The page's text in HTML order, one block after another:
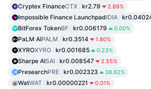
Cryptex FinanceCTX kr2.79 2.89%
Impossible Finance LaunchpadIDIA
BitForex TokenBF kr0.006179 0.00%
PaLM AIPALM kr0.3514 1.80%
XYROXYRO kr0.001685 0.23%
Sharpe AISAI kr0.008547 2.55%
PresearchPRE kr0.002323 38.62%
WatWAT kr0.00000221 0.01%